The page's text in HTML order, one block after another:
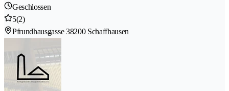
Geschlossen
5(2)
Pfrundhausgasse 38200 Schaffhausen